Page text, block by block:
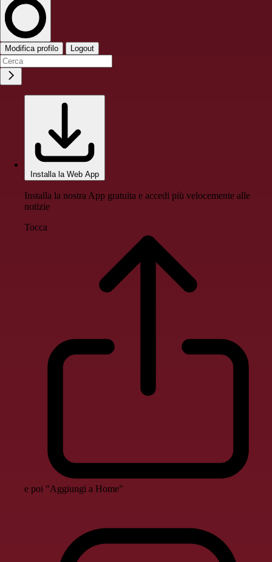
Modifica profilo Logout
Installa la Web App
Installa la nostra App gratuita e accedi più velocemente alle
notizie
Tocca
e poi "Aggiungi a Home"